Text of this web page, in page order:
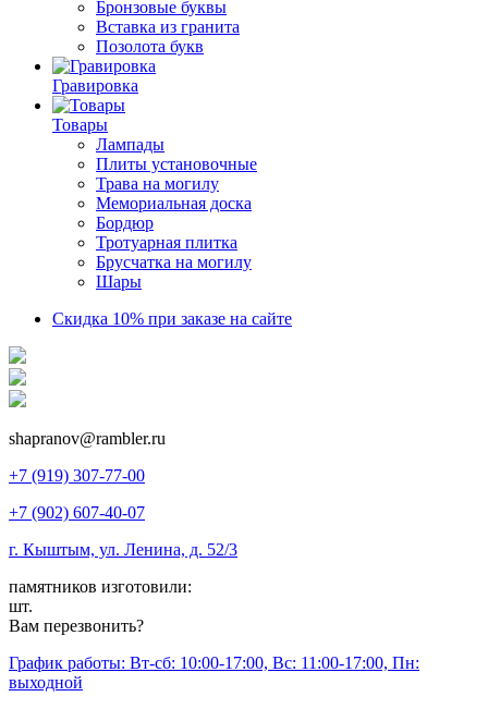
Бронзовые буквы
Вставка из гранита
Позолота букв
Гравировка
Товары
Лампады
Плиты установочные
Трава на могилу
Мемориальная доска
Бордюр
Тротуарная плитка
Брусчатка на могилу
Шары
Скидка 10% при заказе на сайте
shapranov@rambler.ru
+7 (919) 307-77-00
+7 (902) 607-40-07
г. Кыштым, ул. Ленина, д. 52/3
памятников изготовили:
шт.
Вам перезвонить?
График работы: Вт-сб: 10:00-17:00, Вс: 11:00-17:00, Пн:
выходной